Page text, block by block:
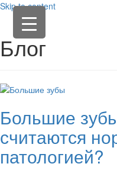
Skip to content
Блог
Большие
считаются
патологией?